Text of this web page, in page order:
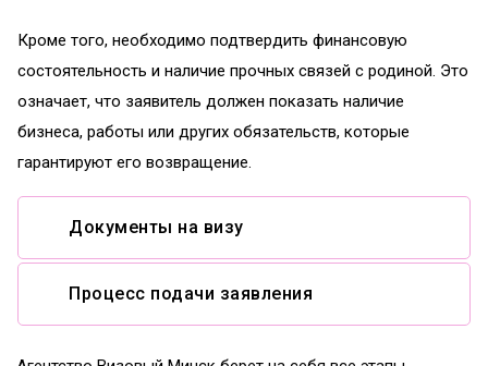
Кроме того, необходимо подтвердить финансовую
состоятельность и наличие прочных связей с родиной. Это
означает, что заявитель должен показать наличие
бизнеса, работы или других обязательств, которые
гарантируют его возвращение.
Документы на визу
Процесс подачи заявления